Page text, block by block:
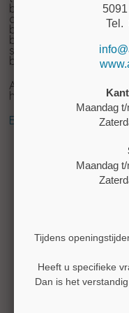
beglazingssysteem
optimaal kunt genieten
bij slecht weer
schuifsysteem is
bedienbaar.
A
Deco Middelbeers
heel Nederland.
Bekijk hier de
Tel.
Maandag
Maandag
Tijdens
Heeft u specifieke
Dan is het